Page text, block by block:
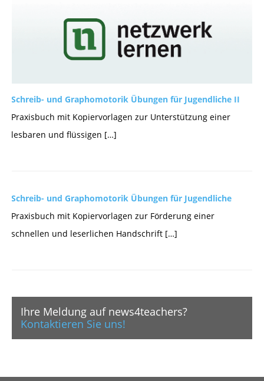
Schreib- und Graphomotorik Übungen für Jugendliche II
Praxisbuch mit Kopiervorlagen zur Unterstützung einer
lesbaren und flüssigen […]
Schreib- und Graphomotorik Übungen für Jugendliche
Praxisbuch mit Kopiervorlagen zur Förderung einer
schnellen und leserlichen Handschrift […]
Ihre Meldung auf news4teachers?
Kontaktieren Sie uns!